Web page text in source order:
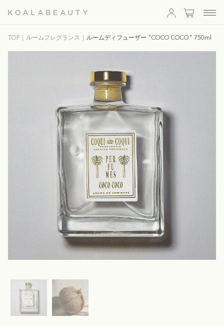
BEAUTY
TOP ルームフレグランス ルームディフューザー "COCO COCO" 750ml